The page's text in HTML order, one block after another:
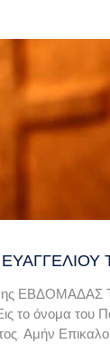
ΕΒΔΟΜΑΔΑΣ
το όνομα του
Αμήν